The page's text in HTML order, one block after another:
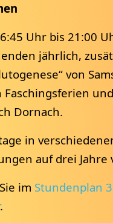
Uhr bis 21:00
jährlich,
von
Dornach.
in
auf drei Jahre
im Stundenplan
.